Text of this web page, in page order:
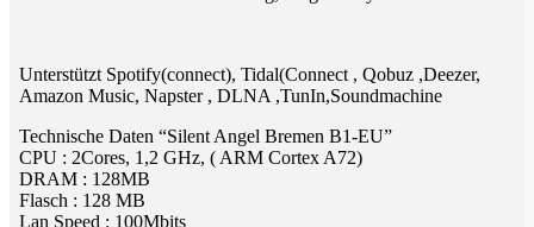
Unterstützt Spotify(connect), Tidal(Connect , Qobuz ,Deezer,
Amazon Music, Napster , DLNA ,TunIn,Soundmachine
Technische Daten “Silent Angel Bremen B1-EU”
CPU : 2Cores, 1,2 GHz, ( ARM Cortex A72)
DRAM : 128MB
Flasch : 128 MB
Lan Speed : 100Mbits